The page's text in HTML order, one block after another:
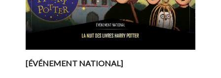
[ÉVÉNEMENT NATIONAL]